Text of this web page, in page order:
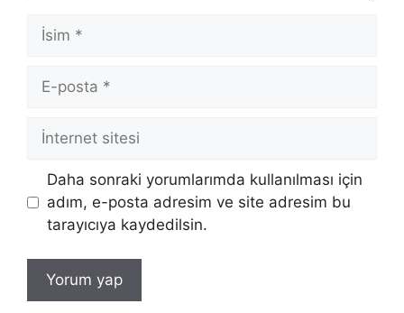
İsim
posta
İnternet
sitesi
Daha sonraki yorumlarımda kullanılması için
adım, e-posta adresim ve site adresim bu
tarayıcıya kaydedilsin.